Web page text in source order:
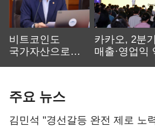
비트코인도
국가자산으로…'
카카오, 2분기
매출·영업익
주요 뉴스
김민석 "경선갈등 완전 제로 노